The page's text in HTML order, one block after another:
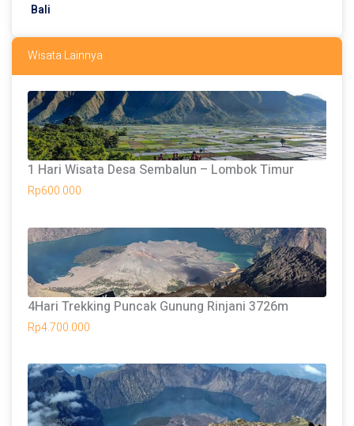
Bali
Wisata Lainnya
1 Hari Wisata Desa Sembalun – Lombok Timur
Rp600.000
4Hari Trekking Puncak Gunung Rinjani 3726m
Rp4.700.000